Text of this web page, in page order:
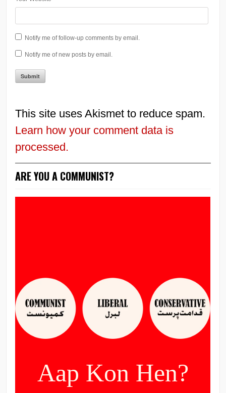
Notify me of follow-up comments by email.
Notify me of new posts by email.
This site uses Akismet to reduce spam.
Learn how your comment data is
processed.
ARE YOU A COMMUNIST?